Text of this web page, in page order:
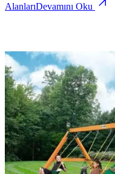
AlanlarıDevamını Oku